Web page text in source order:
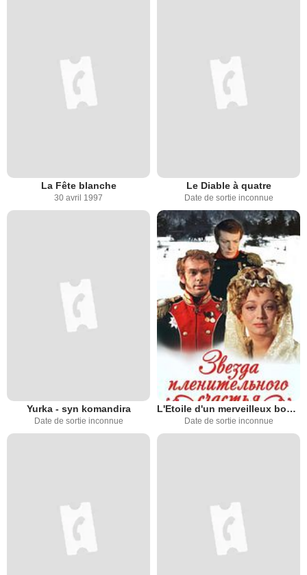
La Fête blanche
30 avril 1997
Le Diable à quatre
Date de sortie inconnue
Yurka - syn komandira
Date de sortie inconnue
L'Etoile d'un merveilleux bonheur
Date de sortie inconnue